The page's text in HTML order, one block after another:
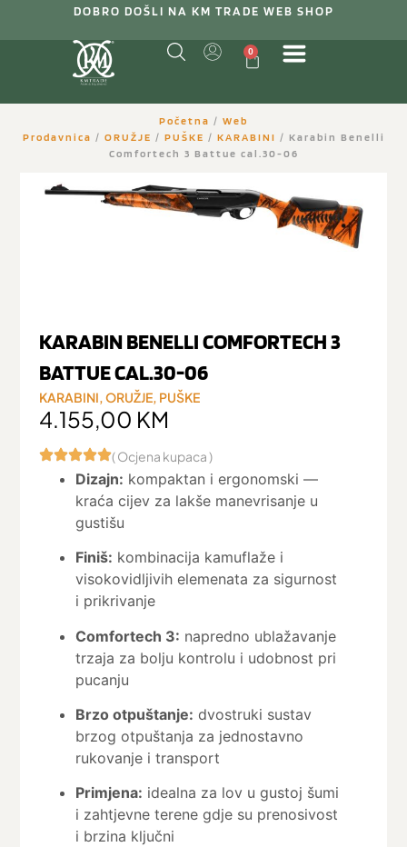
DOBRO DOŠLI NA KM TRADE WEB SHOP
0
Početna / Web
Prodavnica / ORUŽJE / PUŠKE / KARABINI / Karabin Benelli
Comfortech 3 Battue cal.30-06
KARABIN BENELLI COMFORTECH 3
BATTUE CAL.30-06
KARABINI,ORUŽJE, PUŠKE
4.155,00 KM
( Ocjena kupaca )
Dizajn: kompaktan i ergonomski —
kraća cijev za lakše manevrisanje u
gustišu
Finiš: kombinacija kamuflaže i
visokovidljivih elemenata za sigurnost
i prikrivanje
Comfortech 3: napredno ublažavanje
trzaja za bolju kontrolu i udobnost pri
pucanju
Brzo otpuštanje: dvostruki sustav
brzog otpuštanja za jednostavno
rukovanje i transport
Primjena: idealna za lov u gustoj šumi
i zahtjevne terene gdje su prenosivost
i brzina ključni